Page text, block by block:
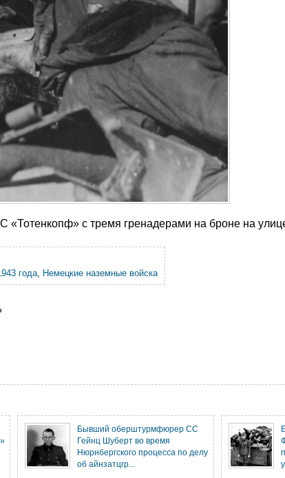
с тремя гренадерами на броне на
года, Немецкие наземные войска
Бывший оберштурмфюрер СС
Гейнц Шуберт во время
Нюрнбергского процесса по делу
об айнзатцгр...